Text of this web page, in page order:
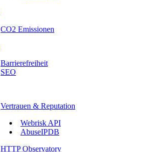
CO2 Emissionen
Barrierefreiheit
SEO
Vertrauen & Reputation
Webrisk API
AbuseIPDB
HTTP Observatory